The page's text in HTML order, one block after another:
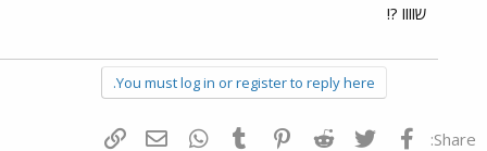
שוווו ?!
You must log in or register to reply here.
Share: פייסבוק Twitter
Reddit
Pinterest
Tumblr
WhatsAppדואר אלקטרוני